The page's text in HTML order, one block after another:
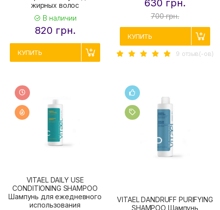
жирных волос
В наличии
820 грн.
КУПИТЬ
630 грн.
700 грн.
КУПИТЬ
9 отзыв(-ов)
VITAEL DAILY USE
CONDITIONING SHAMPOO
Шампунь для ежедневного
использования
VITAEL DANDRUFF PURIFYING
SHAMPOO Шампунь